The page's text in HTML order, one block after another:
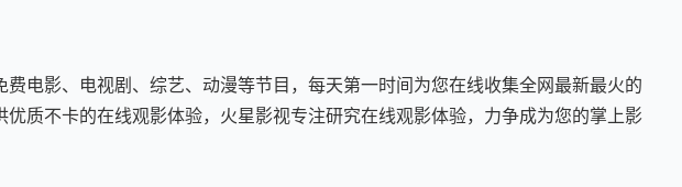
费电影、电视剧、综艺、动漫等节目，每天第一时间为您在线收集全网最新最火的
优质不卡的在线观影体验，火星影视专注研究在线观影体验，力争成为您的掌上影